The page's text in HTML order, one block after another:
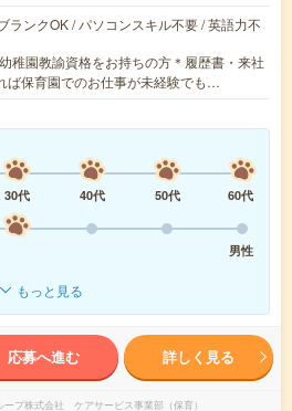
ランクOK / パソコンスキル不要 / 英語力不
稚園教諭資格をお持ちの方＊履歴書・来社
ば保育園でのお仕事が未経験でも…
30代 40代 50代
60代
男性
もっと見る
応募へ進む 詳しく見る
ープ株式会社 ケアサービス事業部（保育）